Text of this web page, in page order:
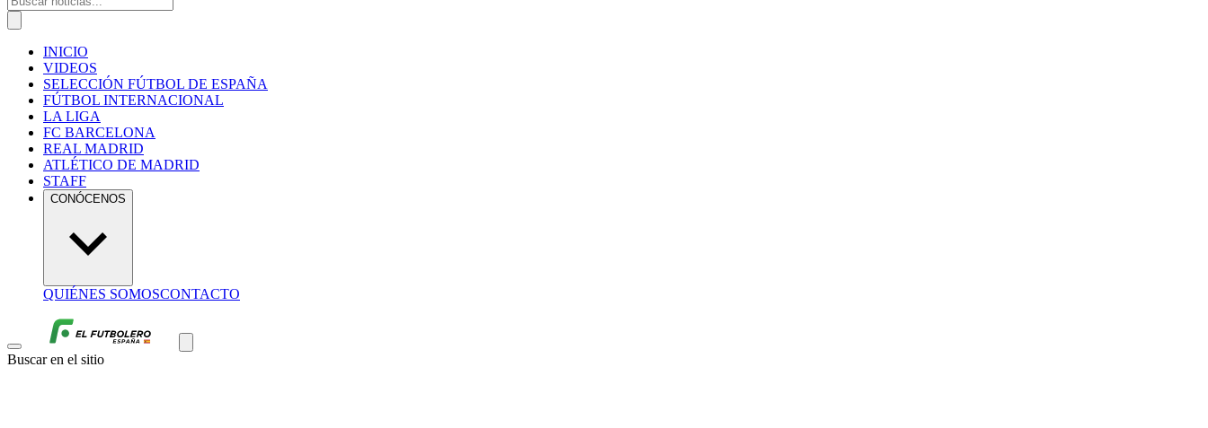
INICIO
VIDEOS
SELECCIÓN FÚTBOL DE ESPAÑA
FÚTBOL INTERNACIONAL
LA LIGA
FC BARCELONA
REAL MADRID
ATLÉTICO DE MADRID
STAFF
CONÓCENOS
QUIÉNES SOMOSCONTACTO
Buscar en el sitio